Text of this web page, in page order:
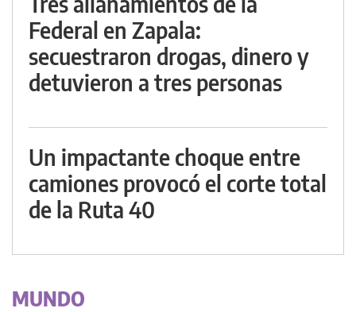
Federal en Zapala:
secuestraron drogas, dinero y
detuvieron a tres personas
Un impactante choque entre
camiones provocó el corte total
de la Ruta 40
MUNDO